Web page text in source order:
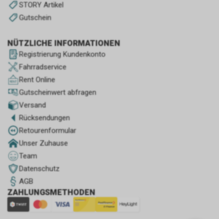
STORY Artikel
Gutschein
NÜTZLICHE INFORMATIONEN
Registrierung Kundenkonto
Fahrradservice
Rent Online
Gutscheinwert abfragen
Versand
Rücksendungen
Retourenformular
Unser Zuhause
Team
Datenschutz
AGB
ZAHLUNGSMETHODEN